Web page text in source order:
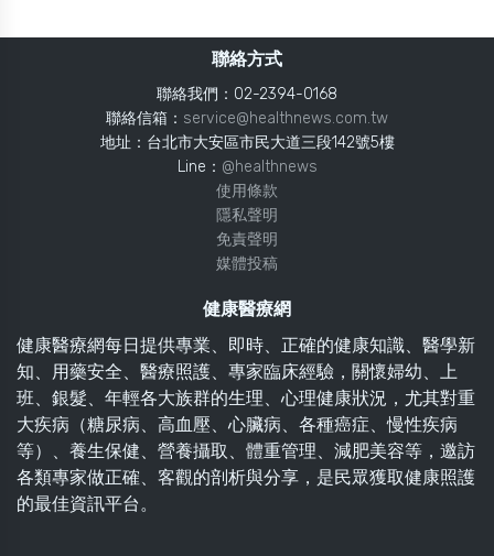
聯絡方式
聯絡我們：02-2394-0168
聯絡信箱： service@healthnews.com.tw
地址：台北市大安區市民大道三段142號5樓
Line： @healthnews
使用條款
隱私聲明
免責聲明
媒體投稿
健康醫療網
健康醫療網每日提供專業、即時、正確的健康知識、醫學新
知、用藥安全、醫療照護、專家臨床經驗，關懷婦幼、上
班、銀髮、年輕各大族群的生理、心理健康狀況，尤其對重
大疾病（糖尿病、高血壓、心臟病、各種癌症、慢性疾病
等）、養生保健、營養攝取、體重管理、減肥美容等，邀訪
各類專家做正確、客觀的剖析與分享，是民眾獲取健康照護
的最佳資訊平台。